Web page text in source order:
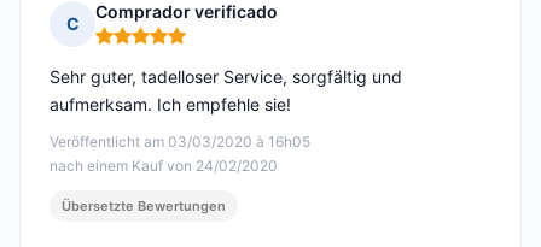
C
Comprador verificado
Hinweis: 5 von 5
Veröffentlicht am 03/03/2020 à 16h05
nach einem Kauf von 24/02/2020
Sehr guter, tadelloser Service, sorgfältig und
aufmerksam. Ich empfehle sie!
Übersetzte Bewertungen